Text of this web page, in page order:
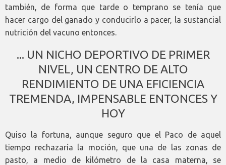
también, de forma que tarde o temprano se tenía que
hacer cargo del ganado y conducirlo a pacer, la sustancial
nutrición del vacuno entonces.
... UN NICHO DEPORTIVO DE PRIMER
NIVEL, UN CENTRO DE ALTO
RENDIMIENTO DE UNA EFICIENCIA
TREMENDA, IMPENSABLE ENTONCES Y
HOY
Quiso la fortuna, aunque seguro que el Paco de aquel
tiempo rechazaría la moción, que una de las zonas de
pasto, a medio de kilómetro de la casa materna, se